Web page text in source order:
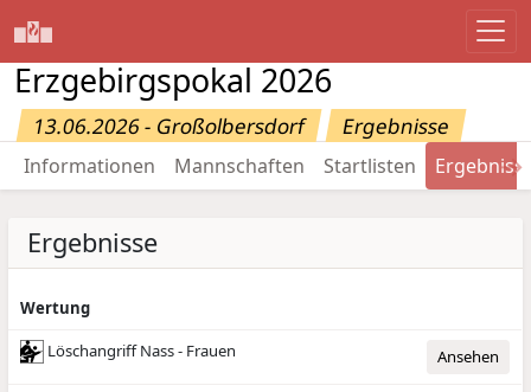
Erzgebirgspokal 2026
13.06.2026 - Großolbersdorf Ergebnisse
Informationen Mannschaften Startlisten →
Ergebnisse
Wertung
Löschangriff Nass - Frauen
Ansehen